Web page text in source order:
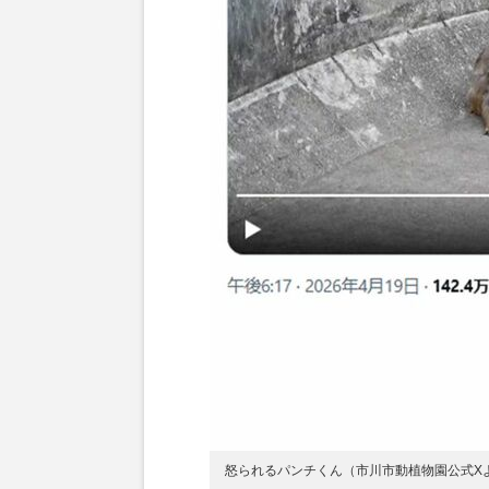
怒られるパンチくん（市川市動植物園公式X